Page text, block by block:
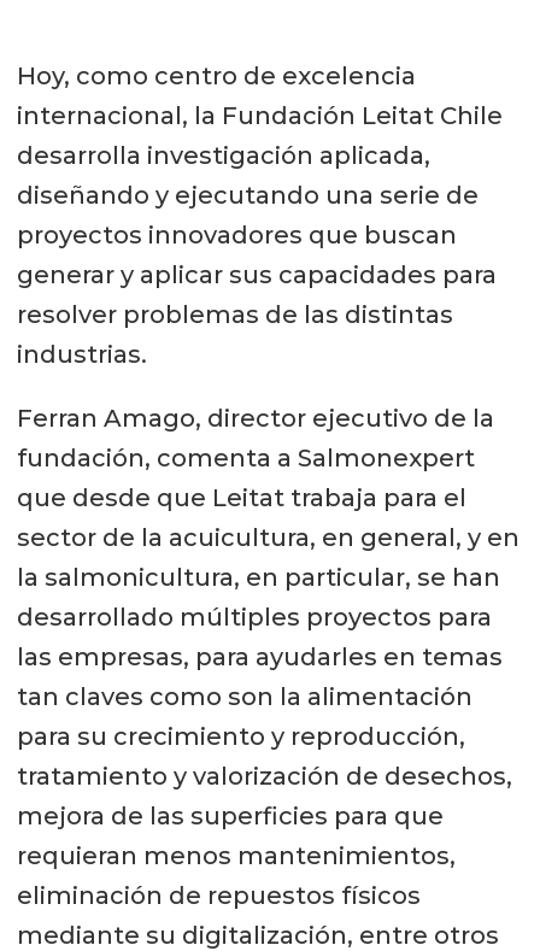
Hoy, como centro de excelencia
internacional, la Fundación Leitat Chile
desarrolla investigación aplicada,
diseñando y ejecutando una serie de
proyectos innovadores que buscan
generar y aplicar sus capacidades para
resolver problemas de las distintas
industrias.
Ferran Amago, director ejecutivo de la
fundación, comenta a Salmonexpert
que desde que Leitat trabaja para el
sector de la acuicultura, en general, y en
la salmonicultura, en particular, se han
desarrollado múltiples proyectos para
las empresas, para ayudarles en temas
tan claves como son la alimentación
para su crecimiento y reproducción,
tratamiento y valorización de desechos,
mejora de las superficies para que
requieran menos mantenimientos,
eliminación de repuestos físicos
mediante su digitalización, entre otros